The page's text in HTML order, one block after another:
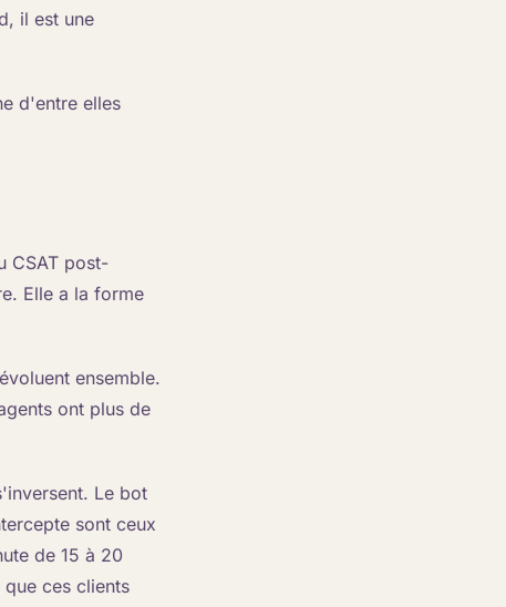
il est une
d'entre elles
CSAT post-
Elle a la forme
ensemble.
ont plus de
Le bot
sont ceux
de 15 à 20
ces clients